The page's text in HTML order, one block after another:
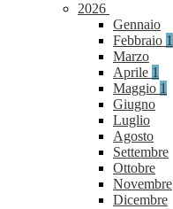
2026
Gennaio
Febbraio 1
Marzo
Aprile 1
Maggio 1
Giugno
Luglio
Agosto
Settembre
Ottobre
Novembre
Dicembre